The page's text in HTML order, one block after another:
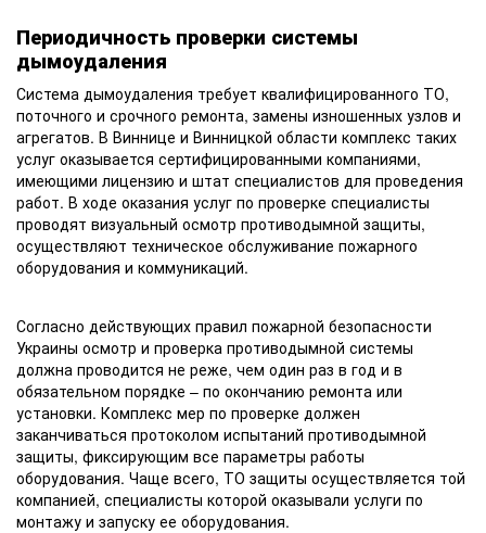
Периодичность проверки системы
дымоудаления
Система дымоудаления требует квалифицированного ТО,
поточного и срочного ремонта, замены изношенных узлов и
агрегатов. В Виннице и Винницкой области комплекс таких
услуг оказывается сертифицированными компаниями,
имеющими лицензию и штат специалистов для проведения
работ. В ходе оказания услуг по проверке специалисты
проводят визуальный осмотр противодымной защиты,
осуществляют техническое обслуживание пожарного
оборудования и коммуникаций.
Согласно действующих правил пожарной безопасности
Украины осмотр и проверка противодымной системы
должна проводится не реже, чем один раз в год и в
обязательном порядке – по окончанию ремонта или
установки. Комплекс мер по проверке должен
заканчиваться протоколом испытаний противодымной
защиты, фиксирующим все параметры работы
оборудования. Чаще всего, ТО защиты осуществляется той
компанией, специалисты которой оказывали услуги по
монтажу и запуску ее оборудования.